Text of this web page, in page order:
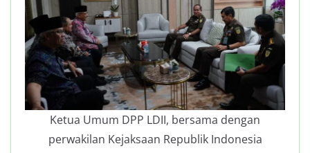
Ketua Umum DPP LDII, bersama dengan
perwakilan Kejaksaan Republik Indonesia